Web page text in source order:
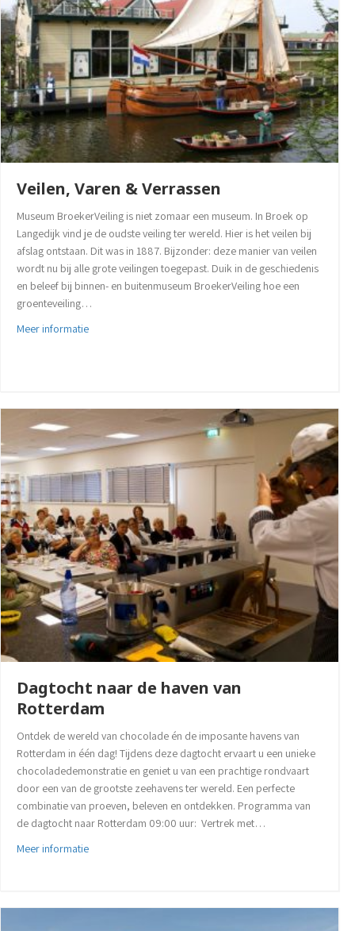
Veilen, Varen & Verrassen
Museum BroekerVeiling is niet zomaar een museum. In Broek op
Langedijk vind je de oudste veiling ter wereld. Hier is het veilen bij
afslag ontstaan. Dit was in 1887. Bijzonder: deze manier van veilen
wordt nu bij alle grote veilingen toegepast. Duik in de geschiedenis
en beleef bij binnen- en buitenmuseum BroekerVeiling hoe een
groenteveiling…
Meer informatieabout Veilen, Varen & Verrassen
Dagtocht naar de haven van
Rotterdam
Ontdek de wereld van chocolade én de imposante havens van
Rotterdam in één dag! Tijdens deze dagtocht ervaart u een unieke
chocoladedemonstratie en geniet u van een prachtige rondvaart
door een van de grootste zeehavens ter wereld. Een perfecte
combinatie van proeven, beleven en ontdekken. Programma van
de dagtocht naar Rotterdam 09:00 uur: Vertrek met…
Meer informatieabout Dagtocht naar de haven van Rotterdam